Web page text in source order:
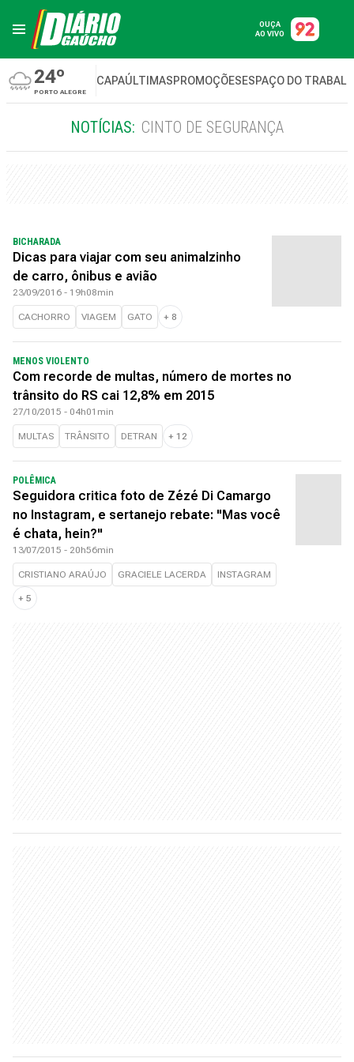
OUÇA
AO VIVO
24º
PORTO ALEGRE
CAPAÚLTIMASPROMOÇÕESESPAÇO DO
NOTÍCIAS: CINTO DE SEGURANÇA
BICHARADA
Dicas para viajar com seu animalzinho
de carro, ônibus e avião
23/09/2016 - 19h08min
CACHORRO VIAGEM GATO + 8
MENOS VIOLENTO
Com recorde de multas, número de mortes no
trânsito do RS cai 12,8% em 2015
27/10/2015 - 04h01min
MULTAS TRÂNSITO DETRAN + 12
POLÊMICA
Seguidora critica foto de Zézé Di Camargo
no Instagram, e sertanejo rebate: "Mas você
é chata, hein?"
13/07/2015 - 20h56min
CRISTIANO ARAÚJO GRACIELE LACERDA INSTAGRAM
+ 5